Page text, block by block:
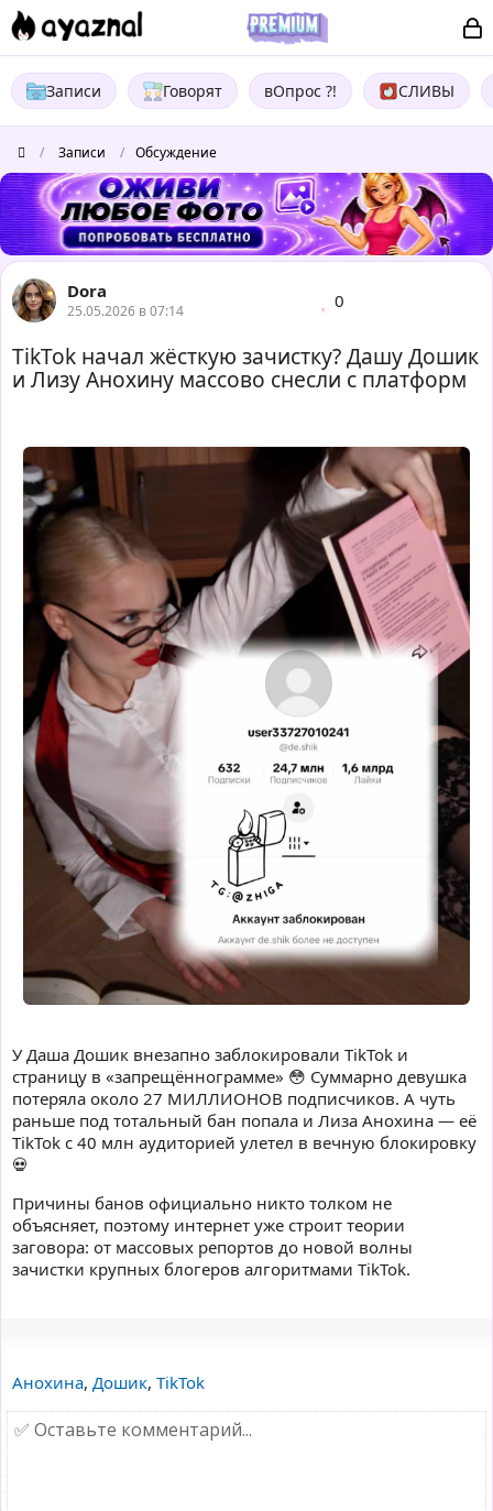
Записи Говорят вОпрос ?! СЛИВЫ
/ Записи / Обсуждение
Dora
25.05.2026 в 07:14 0
TikTok начал жёсткую зачистку? Дашу Дошик
и Лизу Анохину массово снесли с платформ
У Даша Дошик внезапно заблокировали TikTok и
страницу в «запрещённограмме» 😳 Суммарно девушка
потеряла около 27 МИЛЛИОНОВ подписчиков. А чуть
раньше под тотальный бан попала и Лиза Анохина — её
TikTok с 40 млн аудиторией улетел в вечную блокировку
💀
Причины банов официально никто толком не
объясняет, поэтому интернет уже строит теории
заговора: от массовых репортов до новой волны
зачистки крупных блогеров алгоритмами TikTok.
Анохина, Дошик, TikTok